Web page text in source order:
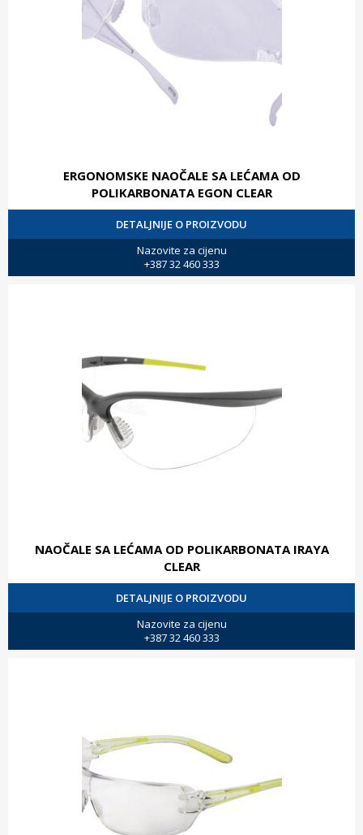
ERGONOMSKE NAOČALE SA LEĆAMA OD
POLIKARBONATA EGON CLEAR
DETALJNIJE O PROIZVODU
Nazovite za cijenu
+387 32 460 333
NAOČALE SA LEĆAMA OD POLIKARBONATA IRAYA
CLEAR
DETALJNIJE O PROIZVODU
Nazovite za cijenu
+387 32 460 333